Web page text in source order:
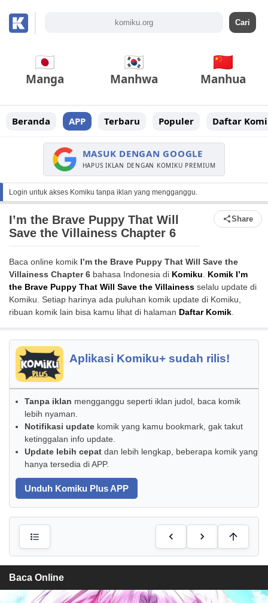
Manga Manhwa Manhua
Beranda APP Terbaru Populer Daftar
MASUK DENGAN GOOGLE
HAPUS IKLAN DENGAN KOMIKU PREMIUM
Login untuk akses Komiku tanpa iklan yang mengganggu.
I’m the Brave Puppy That Will
Save the Villainess Chapter 6
Share
Baca online komik I’m the Brave Puppy That Will Save the
Villainess Chapter 6 bahasa Indonesia di Komiku. Komik I’m
the Brave Puppy That Will Save the Villainess selalu update di
Komiku. Setiap harinya ada puluhan komik update di Komiku,
ribuan komik lain bisa kamu lihat di halaman Daftar Komik.
Aplikasi Komiku+ sudah rilis!
Tanpa iklan mengganggu seperti iklan judol, baca komik
lebih nyaman.
Notifikasi update komik yang kamu bookmark, gak takut
ketinggalan info update.
Update lebih cepat dan lebih lengkap, beberapa komik yang
hanya tersedia di APP.
Unduh Komiku Plus APP
Baca Online